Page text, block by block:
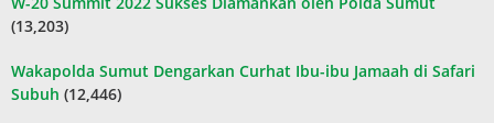
(13,203)
Wakapolda Sumut Dengarkan Curhat Ibu-ibu Jamaah di Safari
Subuh (12,446)